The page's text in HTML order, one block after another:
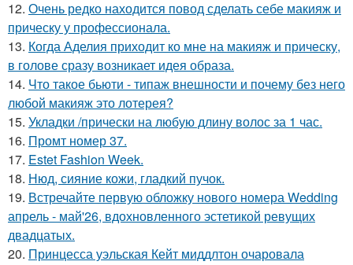
12. Очень редко находится повод сделать себе макияж и
прическу у профессионала.
13. Когда Аделия приходит ко мне на макияж и прическу,
в голове сразу возникает идея образа.
14. Что такое бьюти - типаж внешности и почему без него
любой макияж это лотерея?
15. Укладки /прически на любую длину волос за 1 час.
16. Промт номер 37.
17. Estet Fashion Week.
18. Нюд, сияние кожи, гладкий пучок.
19. Встречайте первую обложку нового номера Wedding
апрель - май'26, вдохновленного эстетикой ревущих
двадцатых.
20. Принцесса уэльская Кейт миддлтон очаровала